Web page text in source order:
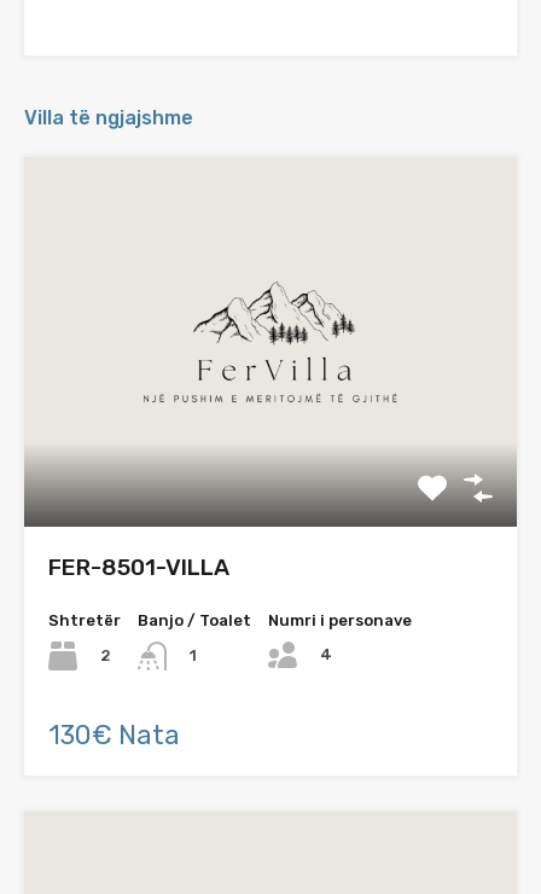
Villa të ngjajshme
FER-8501-VILLA
Shtretër
2
Banjo / Toalet
1
Numri i personave
4
130€ Nata